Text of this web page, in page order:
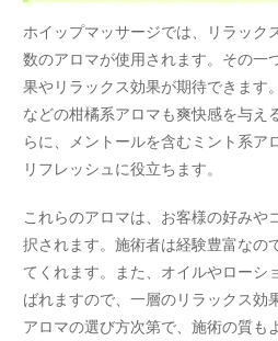
ホイップマッサージでは、リラック
数のアロマが使用されます。その一
果やリラックス効果が期待できます
などの柑橘系アロマも爽快感を与え
らに、メントールを含むミント系ア
リフレッシュに役立ちます。
これらのアロマは、お客様の好みや
択されます。施術者は経験豊富なの
てくれます。また、オイルやローシ
ばれますので、一層のリラックス効
アロマの選び方次第で、施術の質も